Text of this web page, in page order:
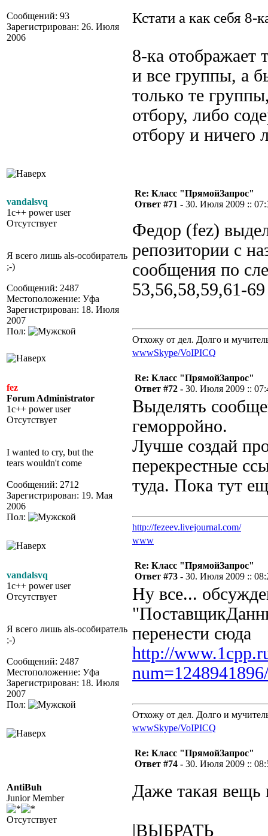
Сообщений: 93
Зарегистрирован: 26. Июля
2006
Кстати а как себя 8-
8-ка отображает
и все группы, а
только те
отбору, либо
отбору и ничего
vandalsvq
1c++ power user
Отсутствует
Я всего лишь als-особиратель
;-)
Сообщений: 2487
Местоположение: Уфа
Зарегистрирован: 18. Июля
2007
Пол:
Re: Класс "ПрямойЗапрос"
Ответ #71 - 30. Июля 2009 ::
Федор (fez)
репозитории с
сообщения по
53,56,58,59,61-
Отхожу от дел. Долго и
wwwSkype/VoIPICQ
fez
Forum Administrator
1c++ power user
Отсутствует
I wanted to cry, but the
tears wouldn't come
Сообщений: 2712
Зарегистрирован: 19. Мая
2006
Пол:
Re: Класс "ПрямойЗапрос"
Ответ #72 - 30. Июля 2009 ::
Выделять
геморройно.
Лучше создай
перекрестные
туда. Пока тут
http://fezeev.livejournal.com/
www
vandalsvq
1c++ power user
Отсутствует
Я всего лишь als-особиратель
;-)
Сообщений: 2487
Местоположение: Уфа
Зарегистрирован: 18. Июля
2007
Пол:
Re: Класс "ПрямойЗапрос"
Ответ #73 - 30. Июля 2009 ::
Ну все...
перенести сюда
http://
Отхожу от дел. Долго и
wwwSkype/VoIPICQ
AntiBuh
Junior Member
Отсутствует
Re: Класс "ПрямойЗапрос"
Ответ #74 - 30. Июля 2009 ::
Даже такая вещь
|ВЫБРАТЬ